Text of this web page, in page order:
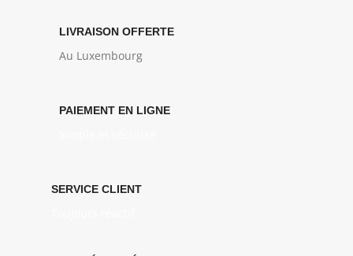
LIVRAISON OFFERTE
Au Luxembourg
PAIEMENT EN LIGNE
SERVICE CLIENT